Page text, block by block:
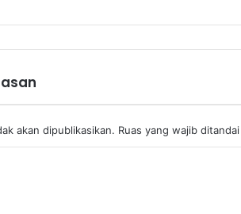
l
t
r
akan dipublikasikan. Ruas yang wajib ditandai